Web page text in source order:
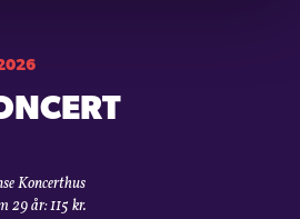
Koncerthus
29 år: 115 kr.